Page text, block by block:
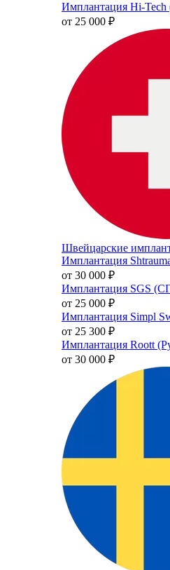
Имплантация Hi-Tech
от 25 000 ₽
Швейцарские
Имплантация
от 30 000 ₽
Имплантация SGS
от 25 000 ₽
Имплантация Simpl
от 25 300 ₽
Имплантация Roott
от 30 000 ₽